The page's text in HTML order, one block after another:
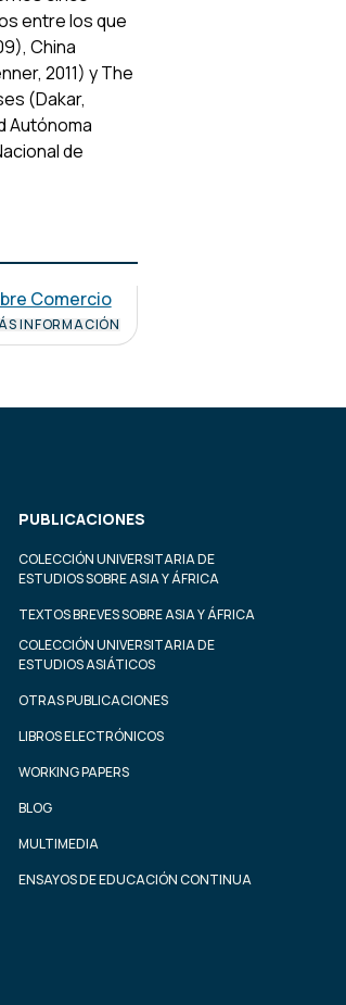
entre los que
China
2011) y The
(Dakar,
Autónoma
de
Comercio
INFORMACIÓN
PUBLICACIONES
COLECCIÓN UNIVERSITARIA DE
ESTUDIOS SOBRE ASIA Y ÁFRICA
TEXTOS BREVES SOBRE ASIA Y ÁFRICA
COLECCIÓN UNIVERSITARIA DE
ESTUDIOS ASIÁTICOS
OTRAS PUBLICACIONES
LIBROS ELECTRÓNICOS
WORKING PAPERS
BLOG
MULTIMEDIA
ENSAYOS DE EDUCACIÓN CONTINUA